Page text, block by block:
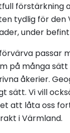
förstärkning
tydlig för
under
passar
på många
åkerier.
sätt. Vi vill
att låta oss
i Värmland.